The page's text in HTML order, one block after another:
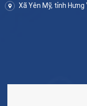
Xã Yên Mỹ, tỉnh Hưng